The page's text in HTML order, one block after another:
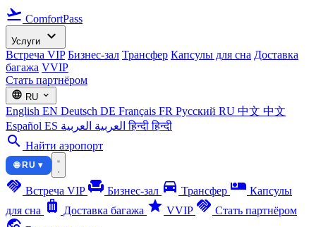
flight_takeoff ComfortPass
Услуги expand_more
Встреча VIP Бизнес-зал Трансфер Капсулы для сна Доставка
багажа VVIP
Стать партнёром
language RU expand_more
English EN Deutsch DE Français FR Русский RU 中文 中文
Español ES العربية العربية हिन्दीहिन्दी
search Найти аэропорт
🌐 RU ▾
handshake Встреча VIP chair Бизнес-зал directions_car Трансфер airline_seat_individual_suite Капсулы
для сна luggage Доставка багажа star VVIP handshake Стать партнёром